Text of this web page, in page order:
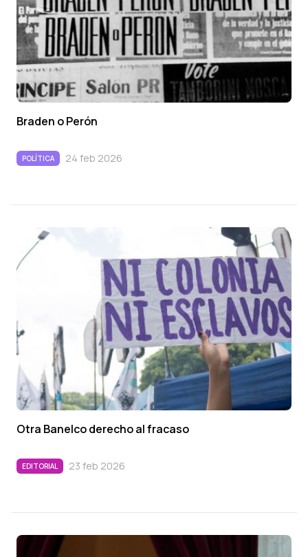
Braden o Perón
POLÍTICA 24 feb 2026
Otra Banelco derecho al fracaso
EDITORIAL 23 feb 2026